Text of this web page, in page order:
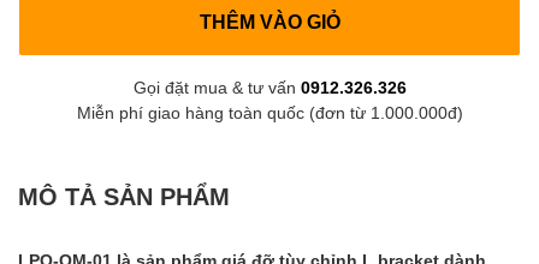
THÊM VÀO GIỎ
Gọi đặt mua & tư vấn 0912.326.326
Miễn phí giao hàng toàn quốc (đơn từ 1.000.000đ)
MÔ TẢ SẢN PHẨM
LPO-OM-01 là sản phẩm giá đỡ tùy chỉnh L bracket dành